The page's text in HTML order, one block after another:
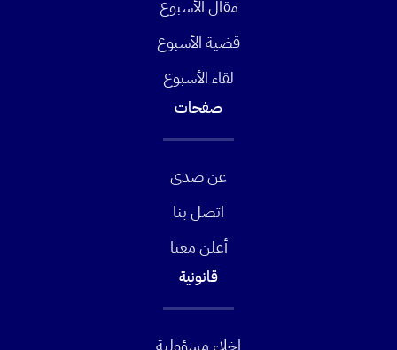
مقال الأسبوع
قضية الأسبوع
لقاء الأسبوع
صفحات
عن صدى
اتصل بنا
أعلن معنا
قانونية
إخلاء مسؤولية